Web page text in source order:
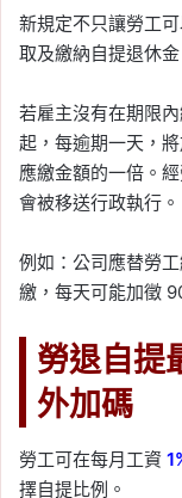
新規定不只讓勞工
取及繳納自提退休金
若雇主沒有在期限
起，每逾期一天，
應繳金額的一倍。
會被移送行政執行。
例如：公司應替勞
繳，每天可能加徵
勞退自提
外加碼
勞工可在每月工資
擇自提比例。